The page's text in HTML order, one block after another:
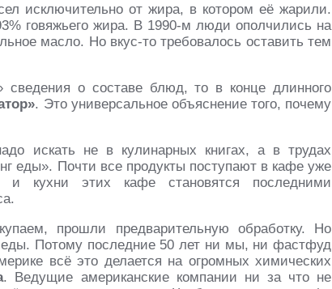
исключительно от жира, в котором её жарили.
говяжьего жира. В 1990-м люди ополчились на
масло. Но вкус-то требовалось оставить тем
сведения о составе блюд, то в конце длинного
. Это универсальное объяснение того, почему
искать не в кулинарных книгах, а в трудах
еды». Почти все продукты поступают в кафе уже
кухни этих кафе становятся последними
прошли предварительную обработку. Но
еды. Потому последние 50 лет ни мы, ни фастфуд
всё это делается на огромных химических
. Ведущие американские компании ни за что не